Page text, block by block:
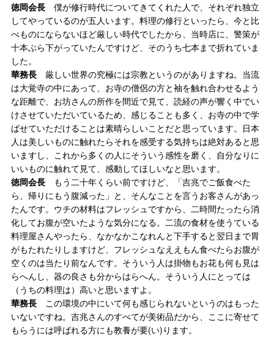
徳岡会長僕が修行時代についてきてくれた人で、それぞれ独立
してやっているのが五人います。料理の修行といったら、今と比
べものにならないほど厳しい時代でしたから、当時店に、警策が
十本ぶら下がっていたんですけど、そのうち七本まで折れていま
した。
華務長厳しい世界の究極には宗教というのがありますね。当流
は大覚寺の中にあって、お寺の僧侶の方と袖を触れ合わせるよう
な距離で、お坊さんの所作を間近で見て、読経の声が響く中でい
けさせていただいているため、感じることも多く、お寺の中で学
ばせていただけることは素晴らしいことだと思っています。日本
人は美しいものに触れたらそれを感受する気持ちは絶対あると思
いますし、これから多くの人にそういう感性を磨く、自分なりに
いいものに触れて見て、感動してほしいなと思います。
徳岡会長もう二十年くらい前ですけど、「吉兆でご飯食べた
ら、帰りにもう腹減った」と、そんなことを言うお客さんがあっ
たんです。ウチの材料はフレッシュですから、二時間たったら消
化してお腹が空いたような気分になる。二流の食材を使うている
料理屋さんやったら、なかなかこなれんと下手すると翌日まで胃
がもたれたりしますけど、フレッシュなええもん食べたらお腹が
空くのは当たり前なんです。そういう人は掛物もお花も何も見は
らへんし、器の良さも分からはらへん。そういう人にとっては
（うちの料理は）高いと思いますよ。
華務長この環境の中にいて何も感じられないというのはもった
いないですね。吉兆さんのすべてが美術品だから、ここに寄せて
もらうには呼ばれる方にも教養が要(い)ります。